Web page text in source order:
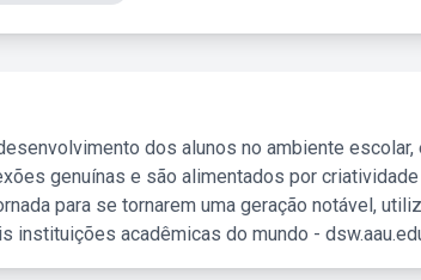
dos alunos no ambiente escolar,
genuínas e são alimentados por criatividade
para se tornarem uma geração notável,
instituições acadêmicas do mundo -